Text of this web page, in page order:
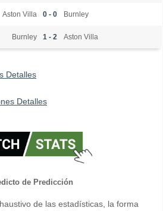
Aston Villa 0 - 0 Burnley
Burnley 1 - 2 Aston Villa
Detalles
Detalles
de Predicción
de las estadísticas, la forma